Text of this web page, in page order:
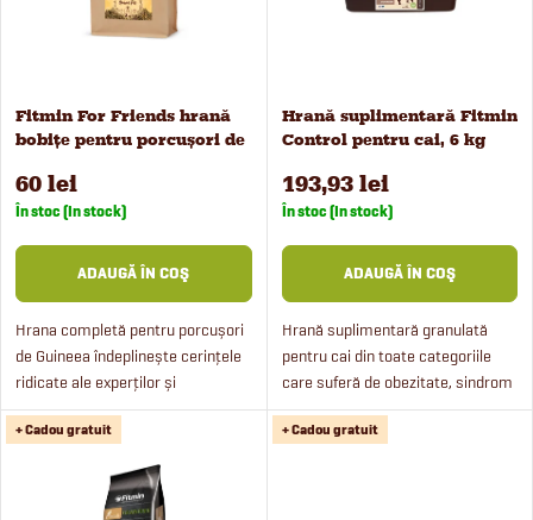
a
r
e
a
p
r
ă
p
r
o
d
u
s
Fitmin For Friends hrană
bobițe pentru porcușori de
60 lei
În stoc (In stock)
ADAUGĂ ÎN COŞ
Hrana completă pentru porcușori
de Guineea îndeplinește cerințele
ridicate ale experților și
crescătorilor experimentați.
Hrana pentru porcușori de
Guineea Fitmin For Friends...
Hrană suplimentară Fitmin
Control pentru cai, 6 kg
193,93 lei
În stoc (In stock)
ADAUGĂ ÎN COŞ
Hrană suplimentară granulată
pentru cai din toate categoriile
care suferă de obezitate, sindrom
metabolic sau laminită.
Îmbogățită cu un complex de
+ Cadou gratuit + Cadou gratuit